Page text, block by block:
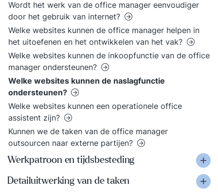
Wordt het werk van de office manager eenvoudiger
door het gebruik van internet?
Welke websites kunnen de office manager helpen in
het uitoefenen en het ontwikkelen van het vak?
Welke websites kunnen de inkoopfunctie van de office
manager ondersteunen?
Welke websites kunnen de naslagfunctie
ondersteunen?
Welke websites kunnen een operationele office
assistent zijn?
Kunnen we de taken van de office manager
outsourcen naar externe partijen?
Werkpatroon en tijdsbesteding
Detailuitwerking van de taken